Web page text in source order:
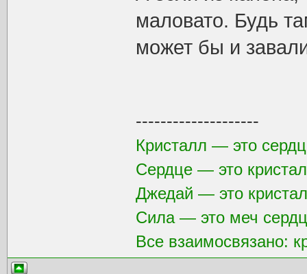
маловато. Будь
может бы и
--------------------
Кристалл — это
Сердце — это
Джедай — это
Сила — это меч
Все взаимосвязано: